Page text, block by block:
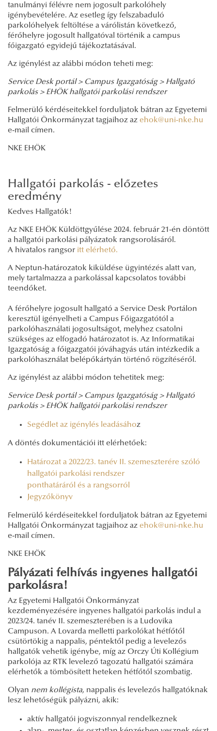
tanulmányi félévre nem jogosult parkolóhely
igénybevételére. Az esetleg így felszabaduló
parkolóhelyek feltöltése a várólistán következő,
férőhelyre jogosult hallgatóval történik a campus
főigazgató egyidejű tájékoztatásával.
Az igénylést az alábbi módon teheti meg:
Service Desk portál >Campus Igazgatóság >Hallgató
parkolás >EHÖK hallgatói parkolási rendszer
Felmerülő kérdéseitekkel forduljatok bátran az Egyetemi
Hallgatói Önkormányzat tagjaihoz az ehok@uni-nke.hu
e-mail címen.
NKE EHÖK
Hallgatói parkolás - előzetes
eredmény
Kedves Hallgatók!
Az NKE EHÖK Küldöttgyűlése 2024. február 21-én döntött
a hallgatói parkolási pályázatok rangsorolásáról.
A hivatalos rangsor itt elérhető.
A Neptun-határozatok kiküldése ügyintézés alatt van,
mely tartalmazza a parkolással kapcsolatos további
teendőket.
A férőhelyre jogosult hallgató a Service Desk Portálon
keresztül igényelheti a Campus Főigazgatótól a
parkolóhasználati jogosultságot, melyhez csatolni
szükséges az elfogadó határozatot is. Az Informatikai
Igazgatóság a főigazgatói jóváhagyás után intézkedik a
parkolóhasználat belépőkártyán történő rögzítéséről.
Az igénylést az alábbi módon tehetitek meg:
Service Desk portál >Campus Igazgatóság >Hallgató
parkolás >EHÖK hallgatói parkolási rendszer
Segédlet az igénylés leadásához
A döntés dokumentációi itt elérhetőek:
Határozat a 2022/23. tanév II. szemeszterére szóló
hallgatói parkolási rendszer
ponthatáráról és a rangsorról
Jegyzőkönyv
Felmerülő kérdéseitekkel forduljatok bátran az Egyetemi
Hallgatói Önkormányzat tagjaihoz az ehok@uni-nke.hu
e-mail címen.
NKE EHÖK
Pályázati felhívás ingyenes hallgatói
parkolásra!
Az Egyetemi Hallgatói Önkormányzat
kezdeményezésére ingyenes hallgatói parkolás indul a
2023/24. tanév II. szemeszterében is a Ludovika
Campuson. A Lovarda melletti parkolókat hétfőtől
csütörtökig a nappalis, péntektől pedig a levelezős
hallgatók vehetik igénybe, míg az Orczy Úti Kollégium
parkolója az RTK levelező tagozatú hallgatói számára
elérhetők a tömbösített heteken hétfőtől szombatig.
Olyan nem kollégista, nappalis és levelezős hallgatóknak
lesz lehetőségük pályázni, akik:
aktív hallgatói jogviszonnyal rendelkeznek